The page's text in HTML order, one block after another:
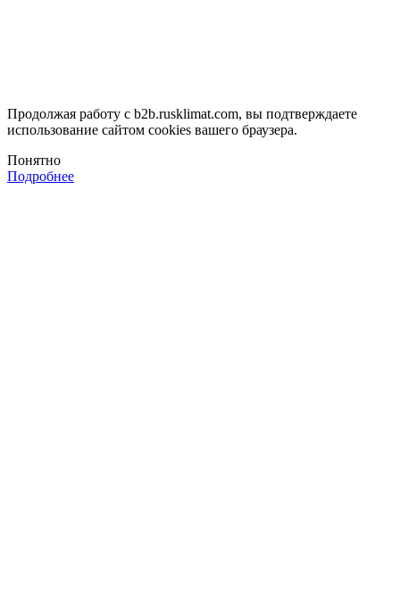
Продолжая работу с b2b.rusklimat.com, вы подтверждаете
использование сайтом cookies вашего браузера.
Понятно
Подробнее